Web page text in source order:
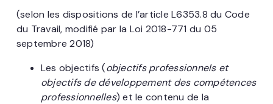
(selon les dispositions de l’article L6353.8 du Code
du Travail, modifié par la Loi 2018-771 du 05
septembre 2018)
Les objectifs (objectifs professionnels et
objectifs de développement des compétences
professionnelles) et le contenu de la